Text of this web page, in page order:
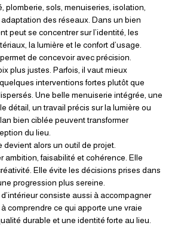
plomberie, sols, menuiseries, isolation,
des réseaux. Dans un bien
peut se concentrer sur l’identité, les
la lumière et le confort d’usage.
de concevoir avec précision.
plus justes. Parfois, il vaut mieux
interventions fortes plutôt que
Une belle menuiserie intégrée, une
détail, un travail précis sur la lumière ou
bien ciblée peuvent transformer
du lieu.
devient alors un outil de projet.
ambition, faisabilité et cohérence. Elle
Elle évite les décisions prises dans
progression plus sereine.
consiste aussi à accompagner
comprendre ce qui apporte une vraie
durable et une identité forte au lieu.